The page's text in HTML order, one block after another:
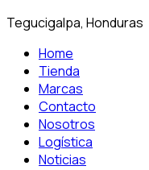
Tegucigalpa, Honduras
Home
Tienda
Marcas
Contacto
Nosotros
Logística
Noticias